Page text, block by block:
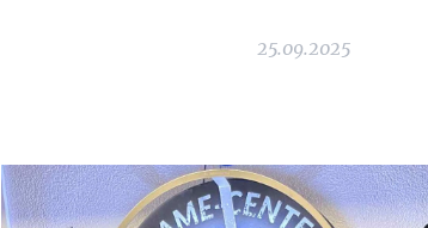
25.09.2025